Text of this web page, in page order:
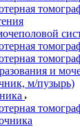
и
м/пузырь)